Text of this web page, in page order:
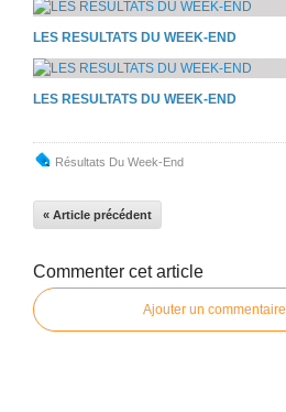
LES RESULTATS DU WEEK-END
LES RESULTATS DU WEEK-END
Résultats Du Week-End
« Article précédent
Commenter cet article
Ajouter un commentaire